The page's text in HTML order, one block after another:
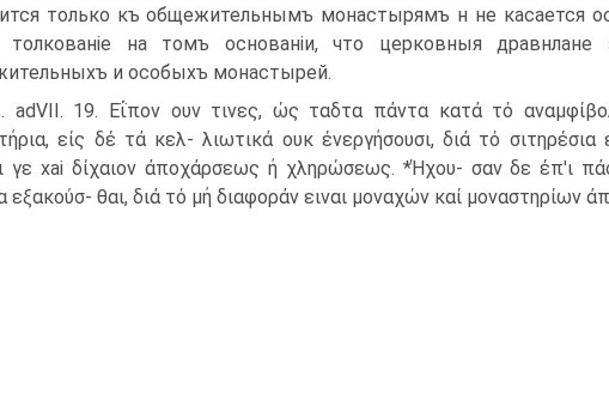
только къ общежительнымъ монастырямъ н не касается
толкованіе на томъ основаніи, что церковныя
и особыхъ монастырей.
adVII. 19. Εΐπον ουν τινες, ώς ταδτα πάντα κατά τό
είς δέ τά κελ- λιωτικά ουκ ένεργήσουσι, διά τό
γε xai δίχαιον άποχάρσεως ή χληρώσεως. *Ήχου- σαν δε έπ'ι
εξακούσ- θαι, διά τό μή διαφοράν ειναι μοναχών καί μοναστηρίων